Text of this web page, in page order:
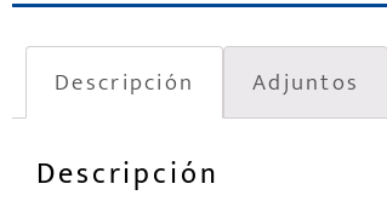
Descripción Adjuntos
Descripción